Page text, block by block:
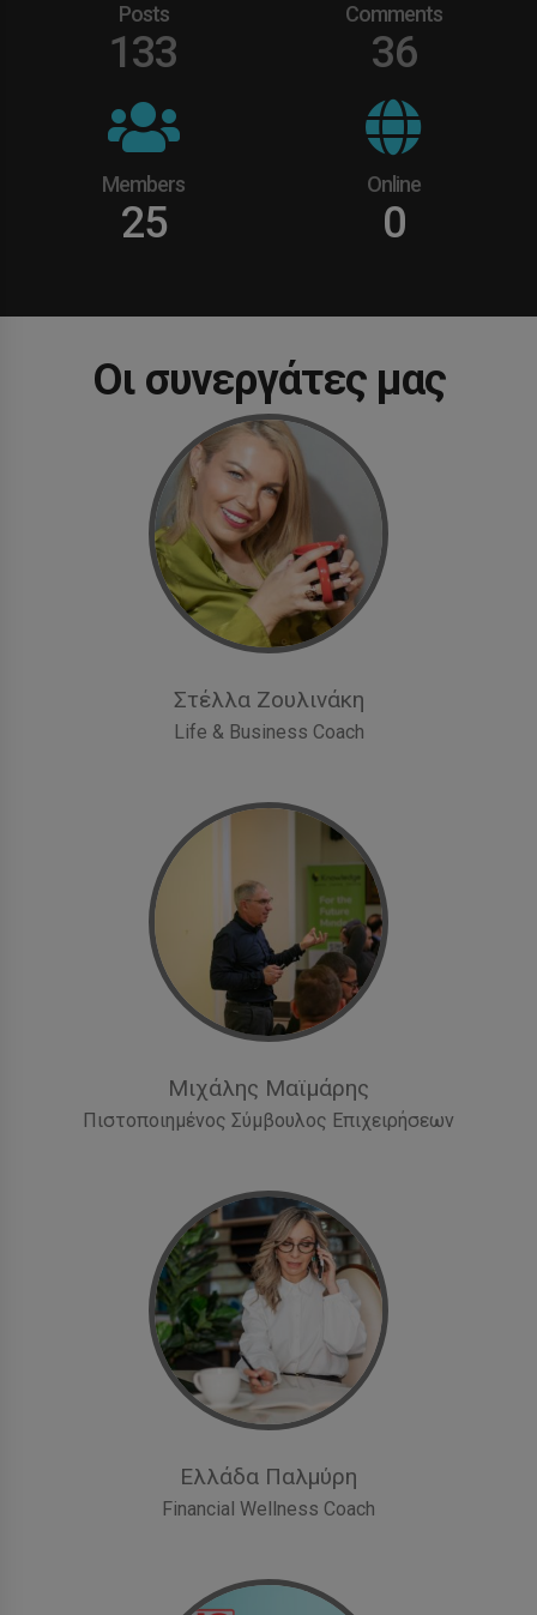
Posts
133
Comments
36
Members
25
Online
0
Οι συνεργάτες μας
Στέλλα Ζουλινάκη
Life & Business Coach
Μιχάλης Μαϊμάρης
Πιστοποιημένος Σύμβουλος Επιχειρήσεων
Ελλάδα Παλμύρη
Financial Wellness Coach